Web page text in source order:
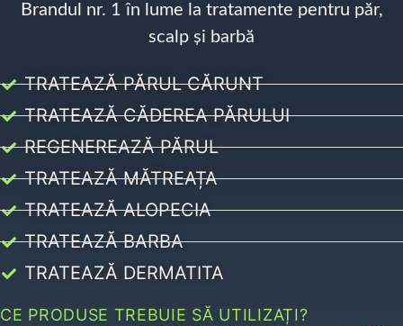
Brandul nr. 1 în lume la tratamente pentru păr,
scalp și barbă
TRATEAZĂ PĂRUL CĂRUNT
TRATEAZĂ CĂDEREA PĂRULUI
REGENEREAZĂ PĂRUL
TRATEAZĂ MĂTREAȚA
TRATEAZĂ ALOPECIA
TRATEAZĂ BARBA
TRATEAZĂ DERMATITA
CE PRODUSE TREBUIE SĂ UTILIZAȚI?